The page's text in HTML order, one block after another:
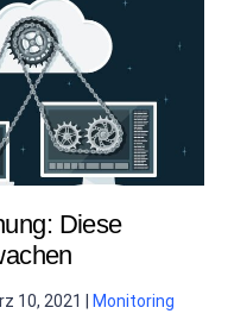
Diese
10, 2021 Monitoring